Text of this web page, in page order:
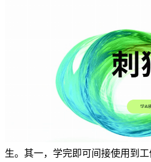
生。其一，学完即可间接使用到